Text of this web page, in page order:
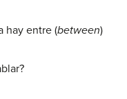
hay entre (between)